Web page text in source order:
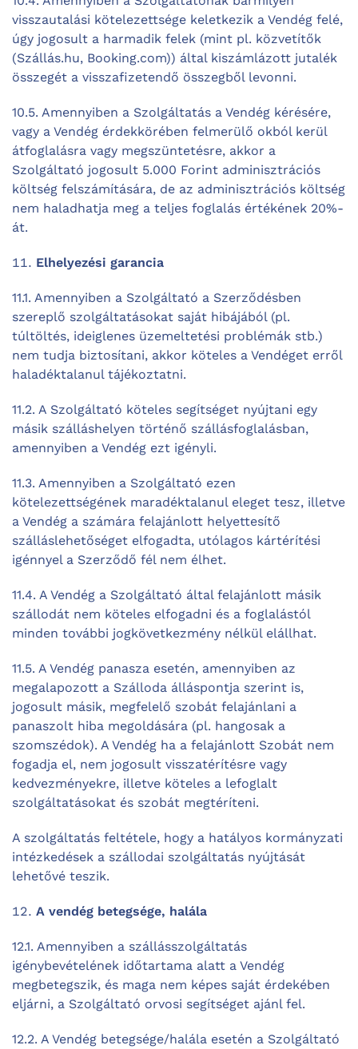
visszautalási kötelezettsége keletkezik a Vendég felé,
úgy jogosult a harmadik felek (mint pl. közvetítők
(Szállás.hu, Booking.com)) által kiszámlázott jutalék
összegét a visszafizetendő összegből levonni.
10.5. Amennyiben a Szolgáltatás a Vendég kérésére,
vagy a Vendég érdekkörében felmerülő okból kerül
átfoglalásra vagy megszüntetésre, akkor a
Szolgáltató jogosult 5.000 Forint adminisztrációs
költség felszámítására, de az adminisztrációs költség
nem haladhatja meg a teljes foglalás értékének 20%-
át.
Elhelyezési garancia
11.1. Amennyiben a Szolgáltató a Szerződésben
szereplő szolgáltatásokat saját hibájából (pl.
túltöltés, ideiglenes üzemeltetési problémák stb.)
nem tudja biztosítani, akkor köteles a Vendéget erről
haladéktalanul tájékoztatni.
11.2. A Szolgáltató köteles segítséget nyújtani egy
másik szálláshelyen történő szállásfoglalásban,
amennyiben a Vendég ezt igényli.
11.3. Amennyiben a Szolgáltató ezen
kötelezettségének maradéktalanul eleget tesz, illetve
a Vendég a számára felajánlott helyettesítő
szálláslehetőséget elfogadta, utólagos kártérítési
igénnyel a Szerződő fél nem élhet.
11.4. A Vendég a Szolgáltató által felajánlott másik
szállodát nem köteles elfogadni és a foglalástól
minden további jogkövetkezmény nélkül elállhat.
11.5. A Vendég panasza esetén, amennyiben az
megalapozott a Szálloda álláspontja szerint is,
jogosult másik, megfelelő szobát felajánlani a
panaszolt hiba megoldására (pl. hangosak a
szomszédok). A Vendég ha a felajánlott Szobát nem
fogadja el, nem jogosult visszatérítésre vagy
kedvezményekre, illetve köteles a lefoglalt
szolgáltatásokat és szobát megtéríteni.
A szolgáltatás feltétele, hogy a hatályos kormányzati
intézkedések a szállodai szolgáltatás nyújtását
lehetővé teszik.
A vendég betegsége, halála
12.1. Amennyiben a szállásszolgáltatás
igénybevételének időtartama alatt a Vendég
megbetegszik, és maga nem képes saját érdekében
eljárni, a Szolgáltató orvosi segítséget ajánl fel.
12.2. A Vendég betegsége/halála esetén a Szolgáltató